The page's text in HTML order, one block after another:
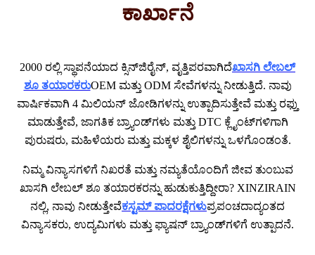
ಕಾರ್ಖಾನೆ
2000 ರಲ್ಲಿ ಸ್ಥಾಪನೆಯಾದ ಕ್ಸಿನ್‌ಜಿರೈನ್, ವೃತ್ತಿಪರವಾಗಿದೆಖಾಸಗಿ ಲೇಬಲ್
ಶೂ ತಯಾರಕರುOEM ಮತ್ತು ODM ಸೇವೆಗಳನ್ನು ನೀಡುತ್ತಿದೆ. ನಾವು
ವಾರ್ಷಿಕವಾಗಿ 4 ಮಿಲಿಯನ್ ಜೋಡಿಗಳನ್ನು ಉತ್ಪಾದಿಸುತ್ತೇವೆ ಮತ್ತು ರಫ್ತು
ಮಾಡುತ್ತೇವೆ, ಜಾಗತಿಕ ಬ್ರ್ಯಾಂಡ್‌ಗಳು ಮತ್ತು DTC ಕ್ಲೈಂಟ್‌ಗಳಿಗಾಗಿ
ಪುರುಷರು, ಮಹಿಳೆಯರು ಮತ್ತು ಮಕ್ಕಳ ಶೈಲಿಗಳನ್ನು ಒಳಗೊಂಡಂತೆ.
ನಿಮ್ಮ ವಿನ್ಯಾಸಗಳಿಗೆ ನಿಖರತೆ ಮತ್ತು ನಮ್ಯತೆಯೊಂದಿಗೆ ಜೀವ ತುಂಬುವ
ಖಾಸಗಿ ಲೇಬಲ್ ಶೂ ತಯಾರಕರನ್ನು ಹುಡುಕುತ್ತಿದ್ದೀರಾ? XINZIRAIN
ನಲ್ಲಿ, ನಾವು ನೀಡುತ್ತೇವೆಕಸ್ಟಮ್ ಪಾದರಕ್ಷೆಗಳುಪ್ರಪಂಚದಾದ್ಯಂತದ
ವಿನ್ಯಾಸಕರು, ಉದ್ಯಮಿಗಳು ಮತ್ತು ಫ್ಯಾಷನ್ ಬ್ರ್ಯಾಂಡ್‌ಗಳಿಗೆ ಉತ್ಪಾದನೆ.